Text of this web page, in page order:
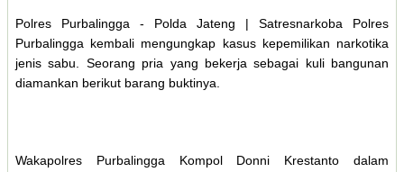
Polres Purbalingga - Polda Jateng | Satresnarkoba Polres
Purbalingga kembali mengungkap kasus kepemilikan narkotika
jenis sabu. Seorang pria yang bekerja sebagai kuli bangunan
diamankan berikut barang buktinya.
Wakapolres Purbalingga Kompol Donni Krestanto dalam